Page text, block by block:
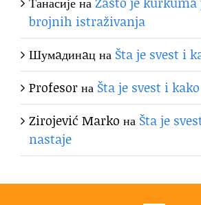
brojnih istraživanja
Шумaдинaцна Šta je svest i
Profesorна Šta je svest i
Zirojević Marko на Šta je
nastaje